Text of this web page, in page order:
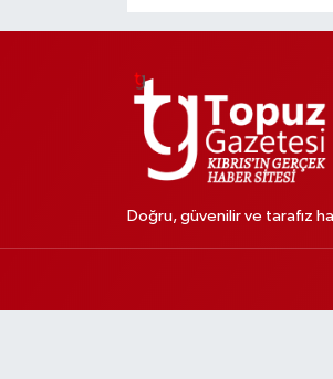
Doğru, güvenilir ve tarafız